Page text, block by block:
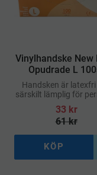
​Vinylhandske New
Opudrade L
Handsken är latexfri
särskilt lämplig för
med överkänslighet
latex
33 kr
61kr
KÖP